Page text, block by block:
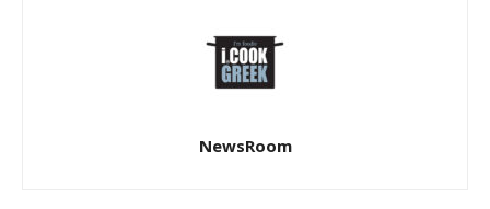
NewsRoom